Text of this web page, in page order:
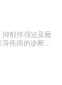
郁伴强迫及睡
疾病的诊断及